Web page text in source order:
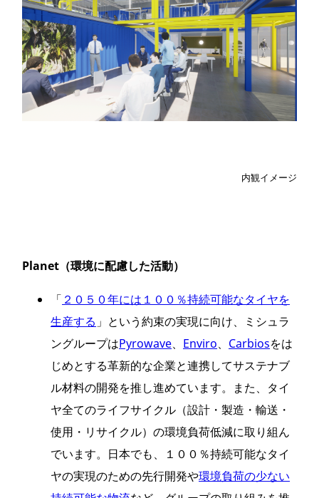
内観イメージ
Planet （環境に配慮した活動）
「 ２０５０年には１００％持続可能なタイヤを
生産する 」という約束の実現に向け、ミシュラ
ングループはPyrowave、 Enviro、 Carbiosをは
じめとする革新的な企業と連携してサステナブ
ル材料の開発を推し進めています。また、タイ
ヤ全てのライフサイクル（設計・製造・輸送・
使用・リサイクル）の環境負荷低減に取り組ん
でいます。日本でも、１００％持続可能なタイ
ヤの実現のための先行開発や環境負荷の少ない